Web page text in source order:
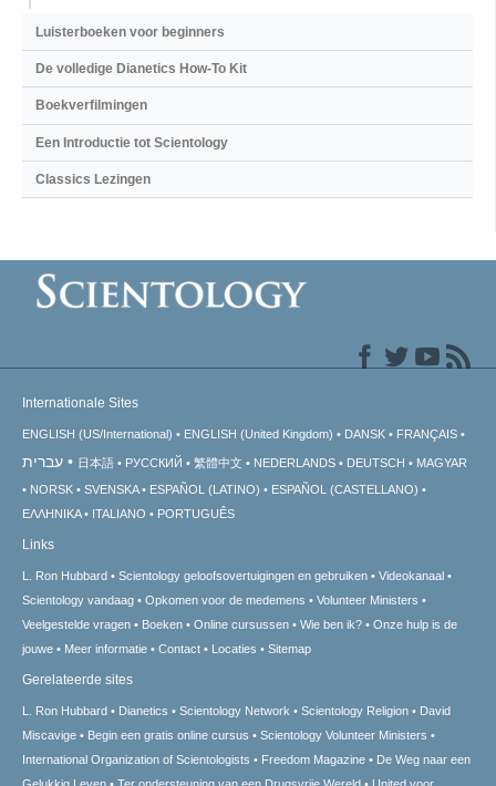
Luisterboeken voor beginners
De volledige Dianetics How-To Kit
Boekverfilmingen
Een Introductie tot Scientology
Classics Lezingen
Internationale Sites
ENGLISH (US/International) ENGLISH (United Kingdom) DANSK FRANÇAIS
עברית 日本語 РУССКИЙ 繁體中文 NEDERLANDS DEUTSCH
MAGYAR
NORSK
SVENSKA ESPAÑOL (LATINO)
ESPAÑOL (CASTELLANO)
ΕΛΛΗΝΙΚA
ITALIANO PORTUGUÊS
Links
L. Ron Hubbard Scientology geloofsovertuigingen en gebruiken
Videokanaal
Scientology vandaag
Opkomen voor de medemens
Volunteer Ministers
Veelgestelde vragen
Boeken Online cursussen Wie ben ik?
Onze hulp is de
jouwe
Meer informatie Contact Locaties Sitemap
Gerelateerde sites
L. Ron Hubbard Dianetics Scientology Network Scientology Religion
David
Miscavige
Begin een gratis online cursus
Scientology Volunteer Ministers
International Organization of Scientologists
Freedom Magazine
De Weg naar een